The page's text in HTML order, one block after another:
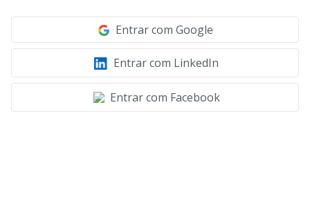
Entrar com Google
Entrar com LinkedIn
Entrar com Facebook